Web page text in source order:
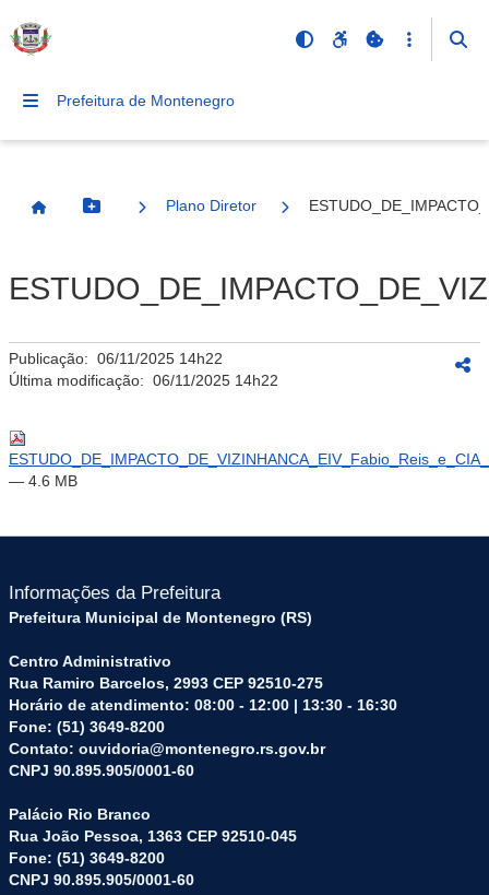
Prefeitura de Montenegro
Página InicialBotão Menu
Plano Diretor
Publicação: 06/11/2025 14h22
Última modificação: 06/11/2025 14h22
— 4.6 MB
Informações da Prefeitura
Prefeitura Municipal de Montenegro (RS)
Centro Administrativo
Rua Ramiro Barcelos, 2993 CEP 92510-275
Horário de atendimento: 08:00 - 12:00 | 13:30 - 16:30
Fone: (51) 3649-8200
Contato: ouvidoria@montenegro.rs.gov.br
CNPJ 90.895.905/0001-60
Palácio Rio Branco
Rua João Pessoa, 1363 CEP 92510-045
Fone: (51) 3649-8200
CNPJ 90.895.905/0001-60